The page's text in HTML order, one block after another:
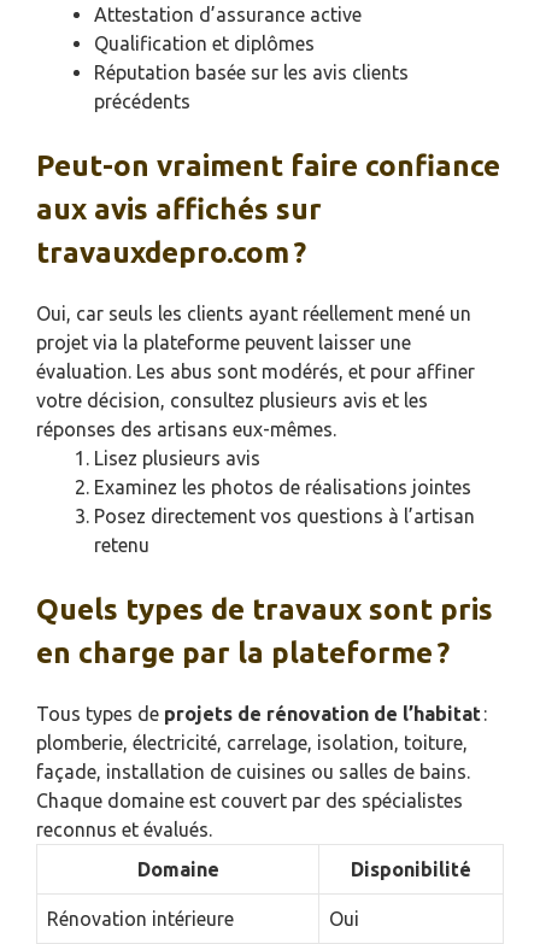
Attestation d’assurance active
Qualification et diplômes
Réputation basée sur les avis clients
précédents
Peut-on vraiment faire confiance
aux avis affichés sur
travauxdepro.com ?
Oui, car seuls les clients ayant réellement mené un
projet via la plateforme peuvent laisser une
évaluation. Les abus sont modérés, et pour affiner
votre décision, consultez plusieurs avis et les
réponses des artisans eux-mêmes.
Lisez plusieurs avis
Examinez les photos de réalisations jointes
Posez directement vos questions à l’artisan
retenu
Quels types de travaux sont pris
en charge par la plateforme ?
Tous types de projets de rénovation de l’habitat:
plomberie, électricité, carrelage, isolation, toiture,
façade, installation de cuisines ou salles de bains.
Chaque domaine est couvert par des spécialistes
reconnus et évalués.
Domaine
Disponibilité
Rénovation intérieure Oui